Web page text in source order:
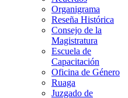
Organigrama
Reseña Histórica
Consejo de la
Magistratura
Escuela de
Capacitación
Oficina de Género
Ruaga
Juzgado de